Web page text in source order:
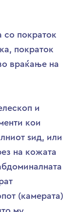
со пократок
пократок
враќање на
и
кои
ѕид, или
на кожата
(камерата)